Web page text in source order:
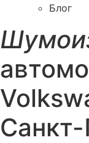
Блог